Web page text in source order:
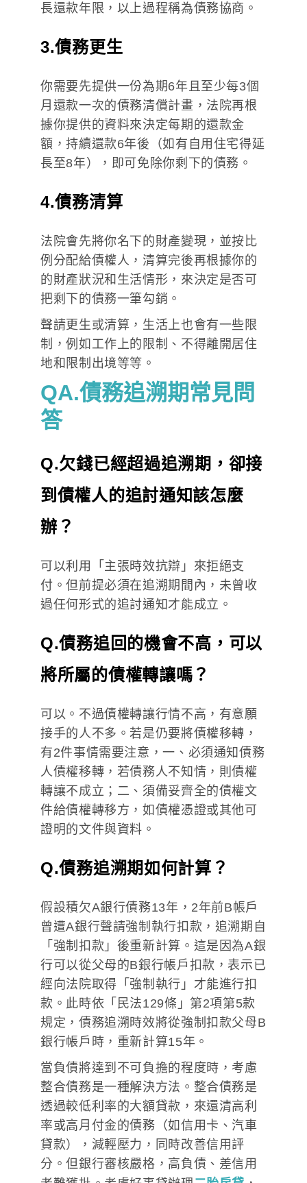
長還款年限，以上過程稱為債務協商。
3.債務更生
你需要先提供一份為期6年且至少每3個
月還款一次的債務清償計畫，法院再根
據你提供的資料來決定每期的還款金
額，持續還款6年後（如有自用住宅得延
長至8年），即可免除你剩下的債務。
4.債務清算
法院會先將你名下的財產變現，並按比
例分配給債權人，清算完後再根據你的
的財產狀況和生活情形，來決定是否可
把剩下的債務一筆勾銷。
聲請更生或清算，生活上也會有一些限
制，例如工作上的限制、不得離開居住
地和限制出境等等。
QA.債務追溯期常見問
答
Q.欠錢已經超過追溯期，卻接
到債權人的追討通知該怎麼
辦？
可以利用「主張時效抗辯」來拒絕支
付。但前提必須在追溯期間內，未曾收
過任何形式的追討通知才能成立。
Q.債務追回的機會不高，可以
將所屬的債權轉讓嗎？
可以。不過債權轉讓行情不高，有意願
接手的人不多。若是仍要將債權移轉，
有2件事情需要注意，一、必須通知債務
人債權移轉，若債務人不知情，則債權
轉讓不成立；二、須備妥齊全的債權文
件給債權轉移方，如債權憑證或其他可
證明的文件與資料。
Q.債務追溯期如何計算？
假設積欠A銀行債務13年，2年前B帳戶
曾遭A銀行聲請強制執行扣款，追溯期自
「強制扣款」後重新計算。這是因為A銀
行可以從父母的B銀行帳戶扣款，表示已
經向法院取得「強制執行」才能進行扣
款。此時依「民法129條」第2項第5款
規定，債務追溯時效將從強制扣款父母B
銀行帳戶時，重新計算15年。
當負債將達到不可負擔的程度時，考慮
整合債務是一種解決方法。整合債務是
透過較低利率的大額貸款，來還清高利
率或高月付金的債務（如信用卡、汽車
貸款），減輕壓力，同時改善信用評
分。但銀行審核嚴格，高負債、差信用